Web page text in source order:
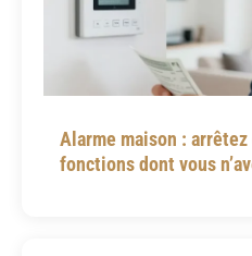
Alarme maison :
fonctions dont vous